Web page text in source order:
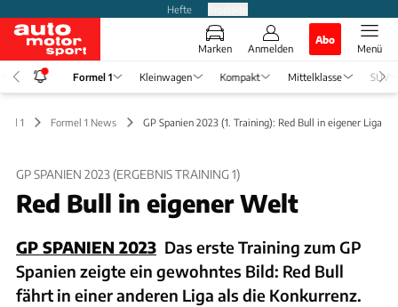
Hefte
Marken Anmelden
Abo
Menü
Formel 1 Kleinwagen Kompakt Mittelklasse SUV
1 Formel 1 News GP Spanien 2023 (1. Training): Red Bull in eigener Liga
GP SPANIEN 2023 (ERGEBNIS TRAINING 1)
Red Bull in eigener Welt
GP SPANIEN 2023 Das erste Training zum GP
Spanien zeigte ein gewohntes Bild: Red Bull
fährt in einer anderen Liga als die Konkurrenz.